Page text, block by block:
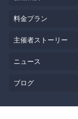
料金プラン
主催者ストーリー
ニュース
ブログ